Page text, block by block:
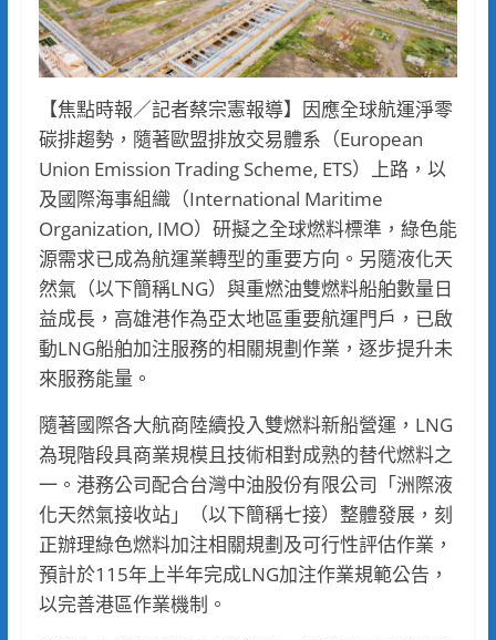
【焦點時報／記者蔡宗憲報導】因應全球航運淨零
碳排趨勢，隨著歐盟排放交易體系（European
Union Emission Trading Scheme, ETS）上路，以
及國際海事組織（International Maritime
Organization, IMO）研擬之全球燃料標準，綠色能
源需求已成為航運業轉型的重要方向。另隨液化天
然氣（以下簡稱LNG）與重燃油雙燃料船舶數量日
益成長，高雄港作為亞太地區重要航運門戶，已啟
動LNG船舶加注服務的相關規劃作業，逐步提升未
來服務能量。
隨著國際各大航商陸續投入雙燃料新船營運，LNG
為現階段具商業規模且技術相對成熟的替代燃料之
一。港務公司配合台灣中油股份有限公司「洲際液
化天然氣接收站」（以下簡稱七接）整體發展，刻
正辦理綠色燃料加注相關規劃及可行性評估作業，
預計於115年上半年完成LNG加注作業規範公告，
以完善港區作業機制。